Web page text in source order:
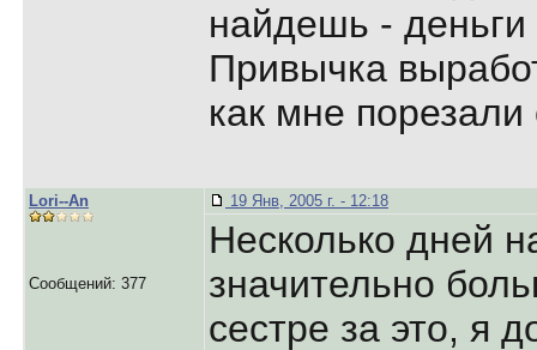
найдешь -
Привычка
как мне порезали
Lori--An
Сообщений: 377
19 Янв, 2005 г. - 12:18
Несколько дней
значительно
сестре за это, я